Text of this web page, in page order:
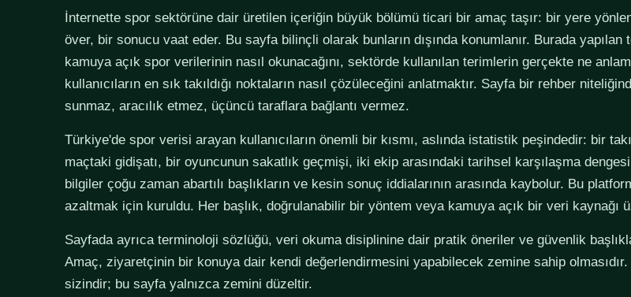
İnternette spor sektörüne dair üretilen içeriğin büyük bölümü ticari bir amaç taşır: bir yere
över, bir sonucu vaat eder. Bu sayfa bilinçli olarak bunların dışında konumlanır. Burada yapılan
kamuya açık spor verilerinin nasıl okunacağını, sektörde kullanılan terimlerin gerçekte ne
kullanıcıların en sık takıldığı noktaların nasıl çözüleceğini anlatmaktır. Sayfa bir rehber
sunmaz, aracılık etmez, üçüncü taraflara bağlantı vermez.
Türkiye'de spor verisi arayan kullanıcıların önemli bir kısmı, aslında istatistik peşindedir: bir
maçtaki gidişatı, bir oyuncunun sakatlık geçmişi, iki ekip arasındaki tarihsel karşılaşma
bilgiler çoğu zaman abartılı başlıkların ve kesin sonuç iddialarının arasında kaybolur. Bu
azaltmak için kuruldu. Her başlık, doğrulanabilir bir yöntem veya kamuya açık bir veri kaynağı
Sayfada ayrıca terminoloji sözlüğü, veri okuma disiplinine dair pratik öneriler ve güvenlik
Amaç, ziyaretçinin bir konuya dair kendi değerlendirmesini yapabilecek zemine sahip
sizindir; bu sayfa yalnızca zemini düzeltir.